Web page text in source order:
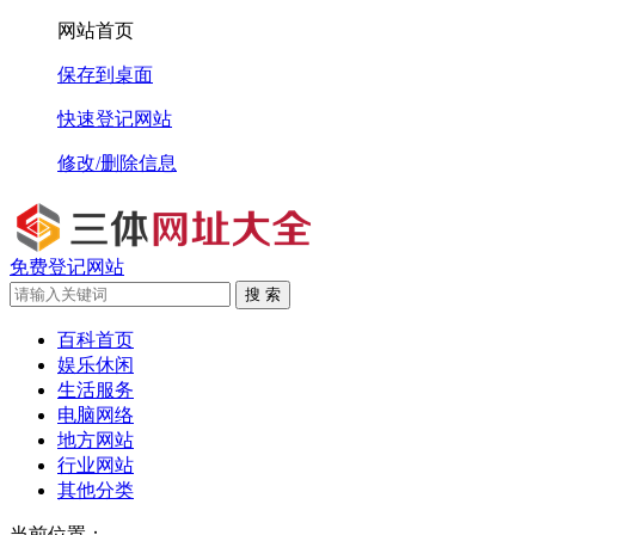
网站首页
保存到桌面
快速登记网站
修改/删除信息
免费登记网站
搜 索
百科首页
娱乐休闲
生活服务
电脑网络
地方网站
行业网站
其他分类